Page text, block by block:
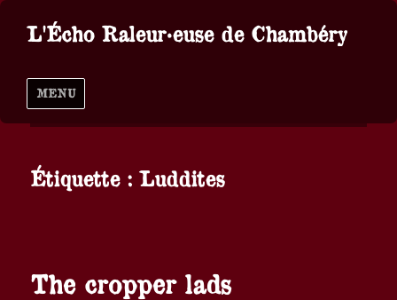
L'Écho Raleur·euse de Chambéry
MENU
Étiquette :Luddites
The cropper lads